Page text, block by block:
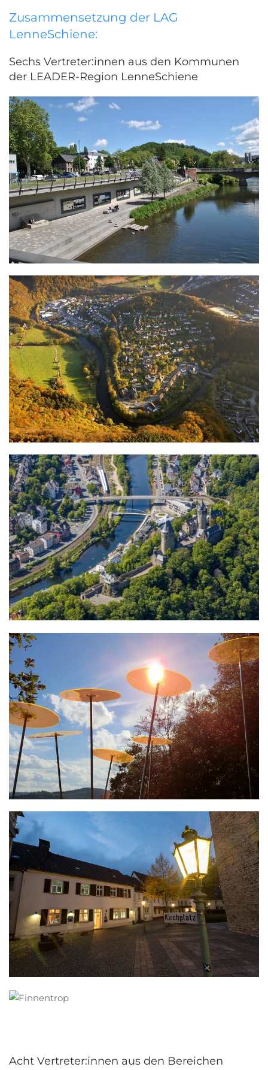
Zusammensetzung der LAG
LenneSchiene:
Sechs Vertreter:innen aus den Kommunen
der LEADER-Region LenneSchiene
Acht Vertreter:innen aus den Bereichen